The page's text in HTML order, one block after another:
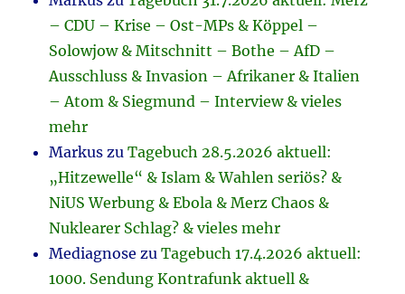
– CDU – Krise – Ost-MPs & Köppel –
Solowjow & Mitschnitt – Bothe – AfD –
Ausschluss & Invasion – Afrikaner & Italien
– Atom & Siegmund – Interview & vieles
mehr
Markus zuTagebuch 28.5.2026 aktuell:
„Hitzewelle“ & Islam & Wahlen seriös? &
NiUS Werbung & Ebola & Merz Chaos &
Nuklearer Schlag? & vieles mehr
Mediagnose zuTagebuch 17.4.2026 aktuell:
1000. Sendung Kontrafunk aktuell &